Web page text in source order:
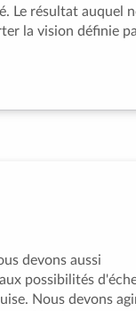
Le résultat auquel
la vision définie
devons aussi
possibilités
Nous devons